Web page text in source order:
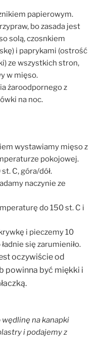
papierowym.
bo zasada jest
solą, czosnkiem
i paprykami (ostrość
ze wszystkich stron,
w mięso.
żaroodpornego z
na noc.
wystawiamy mięso z
pokojowej.
C, góra/dół.
naczynie ze
do 150 st. C i
i pieczemy 10
się zarumieniło.
oczywiście od
powinna być miękki i
na kanapki
i podajemy z